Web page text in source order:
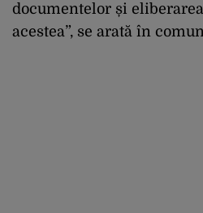
documentelor și
acestea”, se arată în